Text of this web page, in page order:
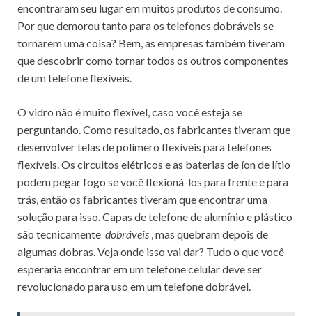
encontraram seu lugar em muitos produtos de consumo.
Por que demorou tanto para os telefones dobráveis ​​se
tornarem uma coisa? Bem, as empresas também tiveram
que descobrir como tornar todos os outros componentes
de um telefone flexíveis.
O vidro não é muito flexível, caso você esteja se
perguntando. Como resultado, os fabricantes tiveram que
desenvolver telas de polímero flexíveis para telefones
flexíveis. Os circuitos elétricos e as baterias de íon de lítio
podem pegar fogo se você flexioná-los para frente e para
trás, então os fabricantes tiveram que encontrar uma
solução para isso. Capas de telefone de alumínio e plástico
são tecnicamente dobráveis , mas quebram depois de
algumas dobras. Veja onde isso vai dar? Tudo o que você
esperaria encontrar em um telefone celular deve ser
revolucionado para uso em um telefone dobrável.